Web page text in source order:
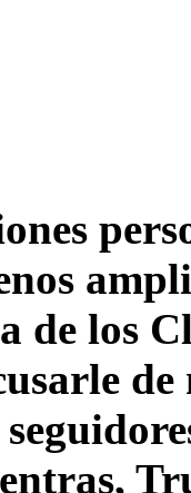
de los